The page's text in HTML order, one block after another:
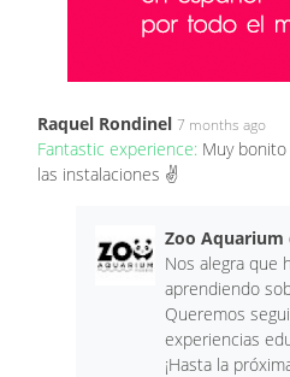
Raquel Rondinel 7 months ago
Fantastic experience: Muy
las instalaciones ✌
Zoo Aquarium
Nos alegra que
aprendiendo
Queremos
experiencias
¡Hasta la